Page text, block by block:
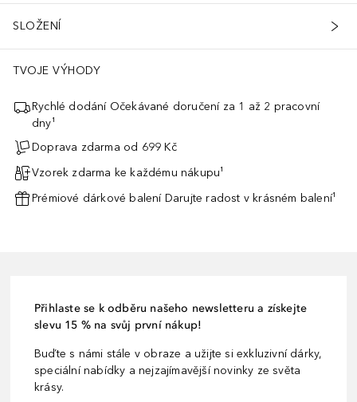
SLOŽENÍ
TVOJE VÝHODY
Rychlé dodání Očekávané doručení za 1 až 2 pracovní
dny¹
Doprava zdarma od 699 Kč
Vzorek zdarma ke každému nákupu¹
Prémiové dárkové balení Darujte radost v krásném balení¹
Přihlaste se k odběru našeho newsletteru a získejte
slevu 15 % na svůj první nákup!
Buďte s námi stále v obraze a užijte si exkluzivní dárky,
speciální nabídky a nejzajímavější novinky ze světa
krásy.